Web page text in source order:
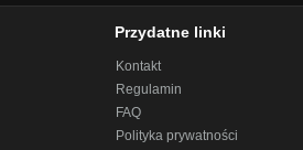
Przydatne linki
Kontakt
Regulamin
FAQ
Polityka prywatności